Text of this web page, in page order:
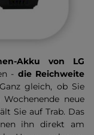
Akku von LG
- die Reichweite
gleich, ob Sie
neue
Sie auf Trab. Das
ihn direkt am